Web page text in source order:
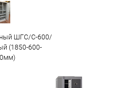
ШГС/С-600/
(1850-600-